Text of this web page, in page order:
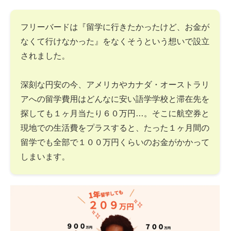
フリーバードは『留学に行きたかったけど、お金が
なくて行けなかった』をなくそうという想いで設立
されました。
深刻な円安の今、アメリカやカナダ・オーストラリ
アへの留学費用はどんなに安い語学学校と滞在先を
探しても１ヶ月当たり６０万円…。そこに航空券と
現地での生活費をプラスすると、たった１ヶ月間の
留学でも全部で１００万円くらいのお金がかかって
しまいます。